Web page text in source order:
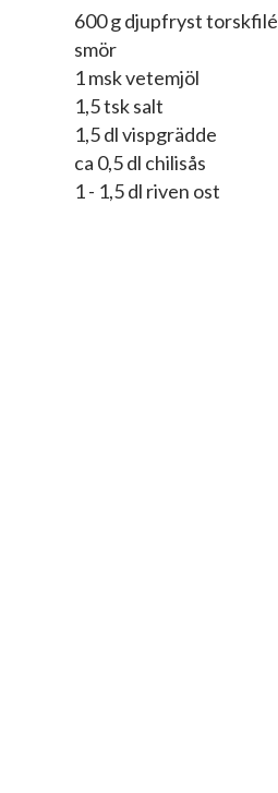
600 g djupfryst torskfilé
smör
1 msk vetemjöl
1,5 tsk salt
1,5 dl vispgrädde
ca 0,5 dl chilisås
1 - 1,5 dl riven ost